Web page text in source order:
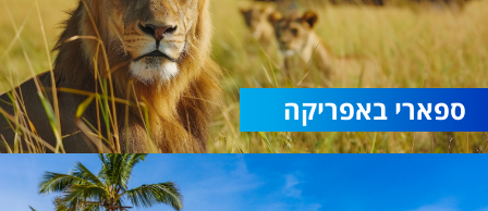
ספארי באפריקה